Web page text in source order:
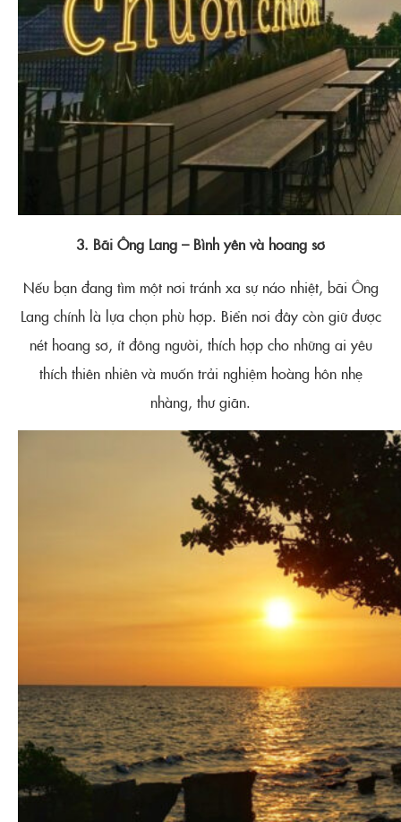
3. Bãi Ông Lang – Bình yên và hoang sơ
Nếu bạn đang tìm một nơi tránh xa sự náo nhiệt, bãi Ông
Lang chính là lựa chọn phù hợp. Biển nơi đây còn giữ được
nét hoang sơ, ít đông người, thích hợp cho những ai yêu
thích thiên nhiên và muốn trải nghiệm hoàng hôn nhẹ
nhàng, thư giãn.